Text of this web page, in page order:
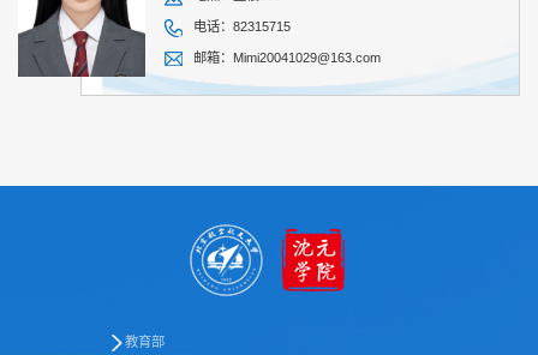
电话：82315715
邮箱：Mimi20041029@163.com
教育部